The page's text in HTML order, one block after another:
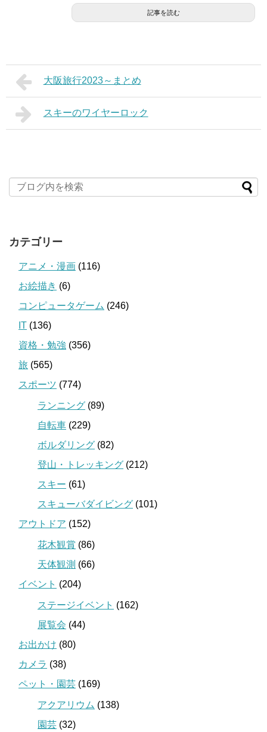
記事を読む
大阪旅行2023～まとめ
スキーのワイヤーロック
カテゴリー
アニメ・漫画 (116)
お絵描き (6)
コンピュータゲーム (246)
IT (136)
資格・勉強 (356)
旅 (565)
スポーツ (774)
ランニング (89)
自転車 (229)
ボルダリング (82)
登山・トレッキング (212)
スキー (61)
スキューバダイビング (101)
アウトドア (152)
花木観賞 (86)
天体観測 (66)
イベント (204)
ステージイベント (162)
展覧会 (44)
お出かけ (80)
カメラ (38)
ペット・園芸 (169)
アクアリウム (138)
園芸 (32)